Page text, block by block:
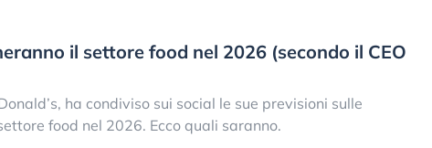
il settore food nel 2026 (secondo il CEO
ha condiviso sui social le sue previsioni sulle
food nel 2026. Ecco quali saranno.